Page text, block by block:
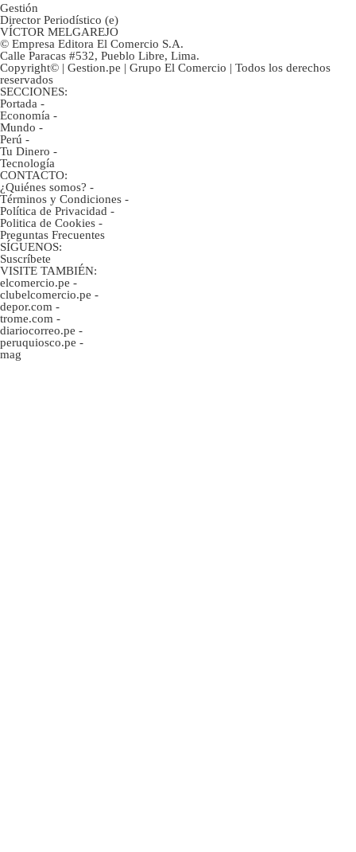
Gestión
Director Periodístico (e)
VÍCTOR MELGAREJO
© Empresa Editora El Comercio S.A.
Calle Paracas #532, Pueblo Libre, Lima.
Copyright© | Gestion.pe | Grupo El Comercio | Todos los derechos
reservados
SECCIONES:
Portada -
Economía -
Mundo -
Perú -
Tu Dinero -
Tecnología
CONTACTO:
¿Quiénes somos? -
Términos y Condiciones -
Política de Privacidad -
Politica de Cookies -
Preguntas Frecuentes
SÍGUENOS:
Suscríbete
VISITE TAMBIÉN:
elcomercio.pe -
clubelcomercio.pe -
depor.com -
trome.com -
diariocorreo.pe -
peruquiosco.pe -
mag